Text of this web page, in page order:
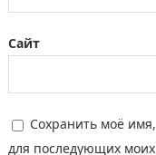
Сайт
Сохранить моё
для последующих